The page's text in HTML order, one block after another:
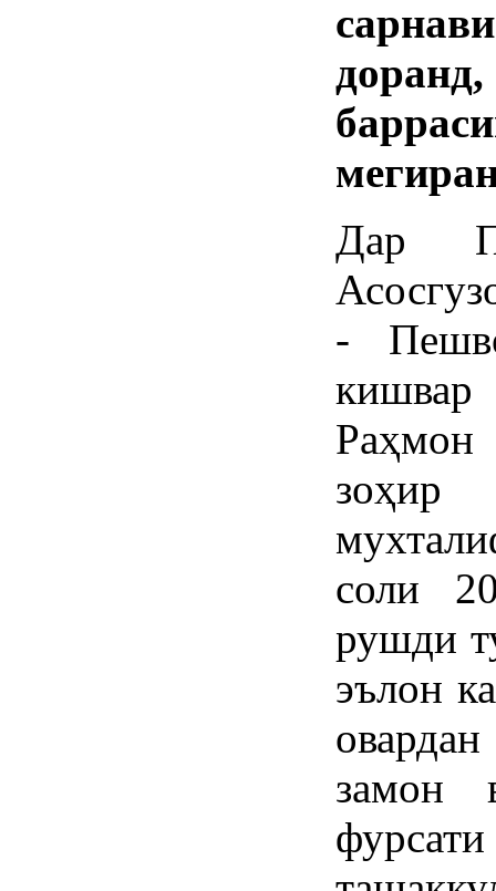
Дар
-
Раҳмон
зоҳир
соли
рушди
эълон
замон